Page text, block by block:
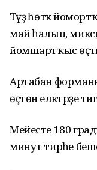
Тәүҙә һөткә
май һалып,
йомшартҡыс
Артабан
өҫтөнә еләктәрҙе
Мейесте 180
минут тирәһе